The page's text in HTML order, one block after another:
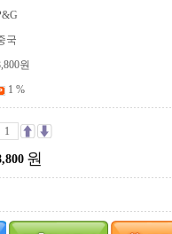
국
원
1 %
원